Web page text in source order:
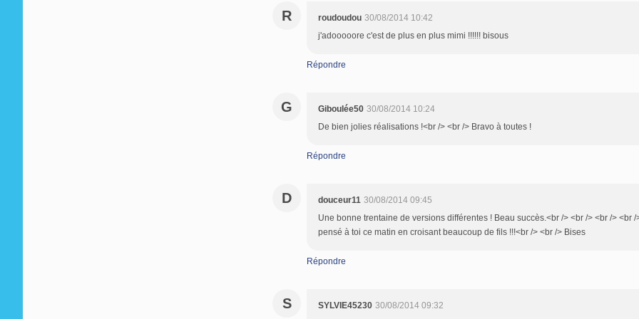
R roudoudou 30/08/2014 10:42
j'adooooore c'est de plus en plus mimi !!!!!! bisous
Répondre
G Giboulée50 30/08/2014 10:24
De bien jolies réalisations !<br /> <br /> Bravo à toutes !
Répondre
D douceur11 30/08/2014 09:45
Une bonne trentaine de versions différentes ! Beau succès.<br /> <br /> <br /> <br /
pensé à toi ce matin en croisant beaucoup de fils !!!<br /> <br /> Bises
Répondre
S SYLVIE45230 30/08/2014 09:32